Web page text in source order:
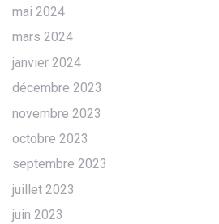
mai 2024
mars 2024
janvier 2024
décembre 2023
novembre 2023
octobre 2023
septembre 2023
juillet 2023
juin 2023